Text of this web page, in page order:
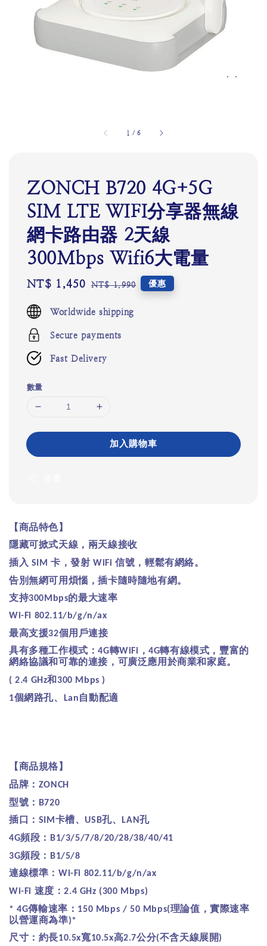
1 /6
ZONCH B720 4G+5G
SIM LTE WIFI分享器無線
網卡路由器 2天線
300Mbps Wifi6大電量
Sale
NT$ 1,450 Regular
NT$ 1,990 優惠
Worldwide shipping
Secure payments
Fast Delivery
數量
加入購物車
【商品特色】
隱藏可掀式天線，兩天線接收
插入 SIM卡，發射 WiFi信號，輕鬆有網絡。
告別無網可用煩惱，插卡隨時隨地有網。
支持300Mbps的最大速率
Wi-Fi 802.11/b/g/n/ax
最高支援32個用戶連接
具有多種工作模式：4G轉WiFi ，4G轉有線模式，豐富的
網絡協議和可靠的連接，可廣泛應用於商業和家庭。
( 2.4 GHz和300 Mbps )
1個網路孔、 Lan自動配適
【商品規格】
品牌： ZONCH
型號： B720
插口： SIM卡槽、 USB孔、LAN孔
4G頻段：
B1/3/5/7/8/20/28/38/40/41
3G頻段： B1/5/8
連線標準： Wi-Fi 802.11/b/g/n/ax
Wi-Fi 速度：2.4 GHz (300 Mbps)
* 4G傳輸速率： 150 Mbps / 50 Mbps(理論值，實際速率
以營運商為準)*
尺寸：約長10.5x寬10.5x高2.7公分(不含天線展開)